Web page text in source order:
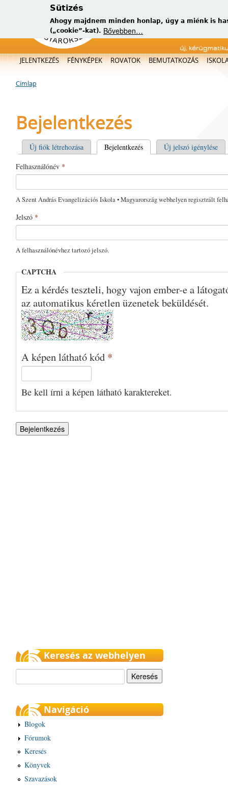
Sütizés
Ahogy majdnem minden honlap, úgy a miénk is
(„cookie”-kat). Bővebben…
új,
Főmenü
JELENTKEZÉS FÉNYKÉPEK ROVATOK BEMUTATKOZÁS
Jelenlegi hely
Címlap
Bejelentkezés
Elsődleges fülek
Új fiók létrehozása Bejelentkezés(aktív fül)Új jelszó igénylése
Felhasználónév *
A Szent András Evangelizációs Iskola • Magyarország webhelyen regisztrált
Jelszó *
A felhasználónévhez tartozó jelszó.
CAPTCHA
Ez a kérdés teszteli, hogy vajon ember-e a
az automatikus kéretlen üzenetek beküldését.
A képen látható kód *
Be kell írni a képen látható karaktereket.
Keresés az webhelyen
Navigáció
Blogok
Fórumok
Keresés
Könyvek
Szavazások